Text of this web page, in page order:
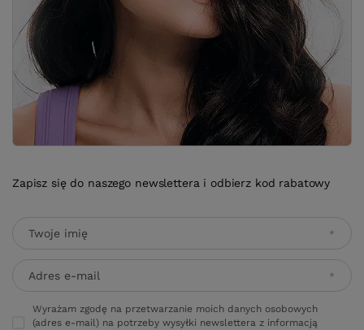
Zapisz się do naszego newslettera i odbierz kod rabatowy
Twoje imię
Adres e-mail
Wyrażam zgodę na przetwarzanie moich danych osobowych
(adres e-mail) na potrzeby wysyłki newslettera z informacją